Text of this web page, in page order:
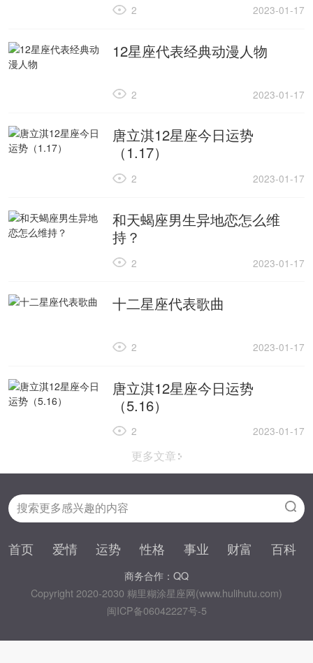
2023-01-17
2
12星座代表经典动漫人物
2023-01-17
2
唐立淇12星座今日运势
（1.17）
2023-01-17
2
和天蝎座男生异地恋怎么维
持？
2023-01-17
2
十二星座代表歌曲
2023-01-17
2
唐立淇12星座今日运势
（5.16）
2023-01-17
2
更多文章
首页 爱情 运势 性格 事业 财富 百科
商务合作：QQ
Copyright 2020-2030 糊里糊涂星座网(www.hulihutu.com)
闽ICP备06042227号-5